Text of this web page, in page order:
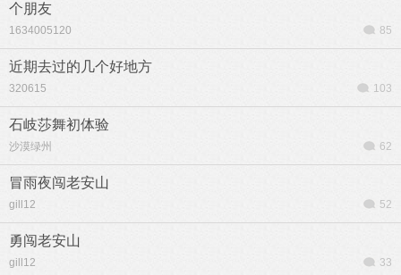
个朋友
1634005120 85
近期去过的几个好地方
320615 103
石岐莎舞初体验
沙漠绿州 62
冒雨夜闯老安山
gill12 52
勇闯老安山
gill12 33